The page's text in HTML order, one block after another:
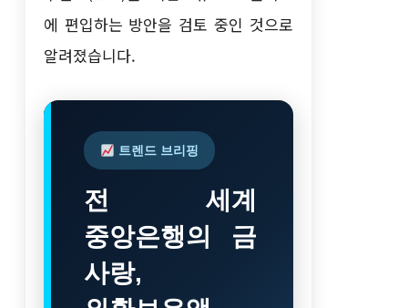
에 편입하는 방안을 검토 중인 것으로
알려졌습니다.
트렌드 브리핑
전 세계
중앙은행의 금
사랑,